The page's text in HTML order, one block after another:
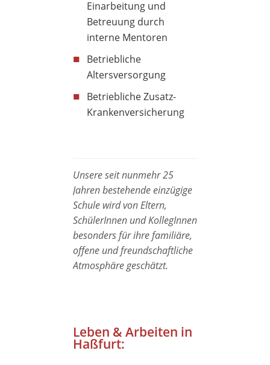
Einarbeitung und
Betreuung durch
interne Mentoren
■
Betriebliche
Altersversorgung
■
Betriebliche Zusatz-
Krankenversicherung
Unsere seit nunmehr 25
Jahren bestehende einzügige
Schule wird von Eltern,
SchülerInnen und KollegInnen
besonders für ihre familiäre,
offene und freundschaftliche
Atmosphäre geschätzt.
Leben & Arbeiten in
Haßfurt: